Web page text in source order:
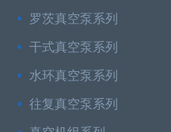
罗茨真空泵系列
干式真空泵系列
水环真空泵系列
往复真空泵系列